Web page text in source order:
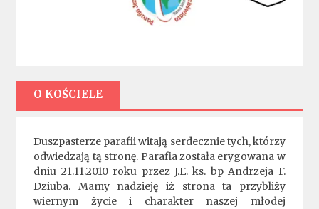
O KOŚCIELE
Duszpasterze parafii witają serdecznie tych, którzy
odwiedzają tą stronę. Parafia została erygowana w
dniu 21.11.2010 roku przez J.E. ks. bp Andrzeja F.
Dziuba. Mamy nadzieję iż strona ta przybliży
wiernym życie i charakter naszej młodej